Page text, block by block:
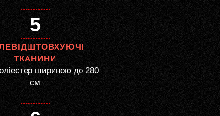
5
ТКАНИНИ
шириною до 280
см